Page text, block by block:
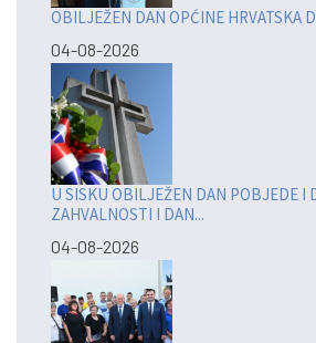
OBILJEŽEN DAN OPĆINE HRVATSKA
04-08-2026
U SISKU OBILJEŽEN DAN POBJEDE I
ZAHVALNOSTI I DAN...
04-08-2026